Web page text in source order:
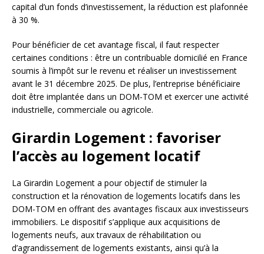
capital d’un fonds d’investissement, la réduction est plafonnée
à 30 %.
Pour bénéficier de cet avantage fiscal, il faut respecter
certaines conditions : être un contribuable domicilié en France
soumis à l’impôt sur le revenu et réaliser un investissement
avant le 31 décembre 2025. De plus, l’entreprise bénéficiaire
doit être implantée dans un DOM-TOM et exercer une activité
industrielle, commerciale ou agricole.
Girardin Logement : favoriser
l’accès au logement locatif
La Girardin Logement a pour objectif de stimuler la
construction et la rénovation de logements locatifs dans les
DOM-TOM en offrant des avantages fiscaux aux investisseurs
immobiliers. Le dispositif s’applique aux acquisitions de
logements neufs, aux travaux de réhabilitation ou
d’agrandissement de logements existants, ainsi qu’à la